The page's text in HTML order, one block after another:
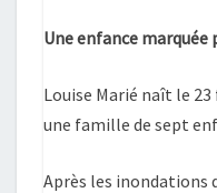
Une enfance marquée
Louise Marié naît le 23
une famille de sept
Après les inondations